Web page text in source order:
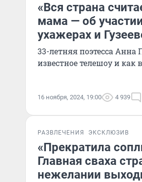
«Вся страна
мама — об
ухажерах и
33-летняя поэтесса Анна
известное телешоу и как
16 ноября, 2024, 19:00 4 939
РАЗВЛЕЧЕНИЯ ЭКСКЛЮЗИВ
«Прекратила
Главная сваха
нежелании